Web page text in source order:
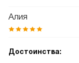
Алия
Достоинства: